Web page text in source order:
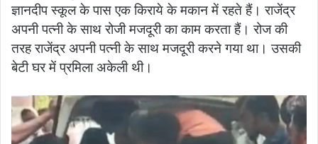
ज्ञानदीप स्कूल के पास एक किराये के मकान में रहते हैं। राजेंद्र
अपनी पत्नी के साथ रोजी मजदूरी का काम करता हैं। रोज की
तरह राजेंद्र अपनी पत्नी के साथ मजदूरी करने गया था। उसकी
बेटी घर में प्रमिला अकेली थी।